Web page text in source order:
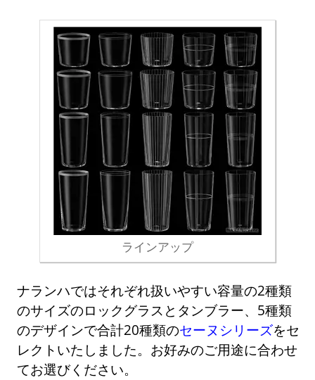
ラインアップ
ナランハではそれぞれ扱いやすい容量の2種類
のサイズのロックグラスとタンブラー、5種類
のデザインで合計20種類のセーヌシリーズをセ
レクトいたしました。お好みのご用途に合わせ
てお選びください。